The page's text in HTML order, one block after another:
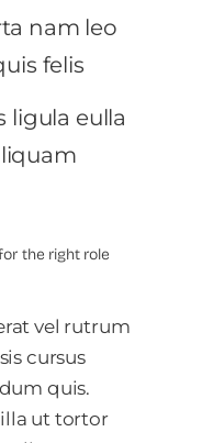
nam leo
felis
ligula eulla
the right role
vel rutrum
cursus
quis.
ut tortor